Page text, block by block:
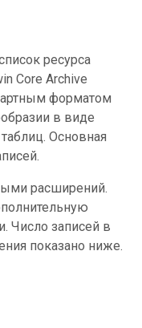
ресурса
Core Archive
форматом
в виде
Основная
расширений.
Число записей в
показано ниже.